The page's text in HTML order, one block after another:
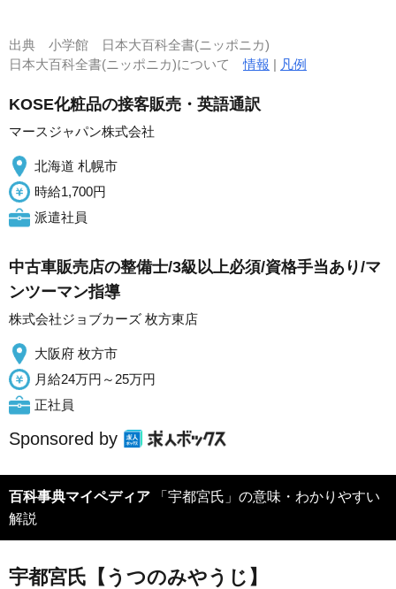
出典 小学館 日本大百科全書(ニッポニカ)
日本大百科全書(ニッポニカ)について情報 | 凡例
KOSE化粧品の接客販売・英語通訳
マースジャパン株式会社
北海道 札幌市
時給1,700円
派遣社員
中古車販売店の整備士/3級以上必須/資格手当あり/マ
ンツーマン指導
株式会社ジョブカーズ 枚方東店
大阪府 枚方市
月給24万円～25万円
正社員
Sponsored by
百科事典マイペディア 「宇都宮氏」の意味・わかりやすい
解説
宇都宮氏【うつのみやうじ】